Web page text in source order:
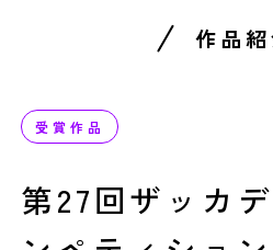
作品
受賞作品
第27回ザッカ